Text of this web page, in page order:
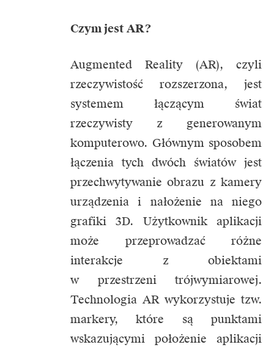
Czym jest AR?
Augmented Reality (AR), czyli
rzeczywistość rozszerzona, jest
systemem łączącym świat
rzeczywisty z generowanym
komputerowo. Głównym sposobem
łączenia tych dwóch światów jest
przechwytywanie obrazu z kamery
urządzenia i nałożenie na niego
grafiki 3D. Użytkownik aplikacji
może przeprowadzać różne
interakcje z obiektami
w przestrzeni trójwymiarowej.
Technologia AR wykorzystuje tzw.
markery, które są punktami
wskazującymi położenie aplikacji